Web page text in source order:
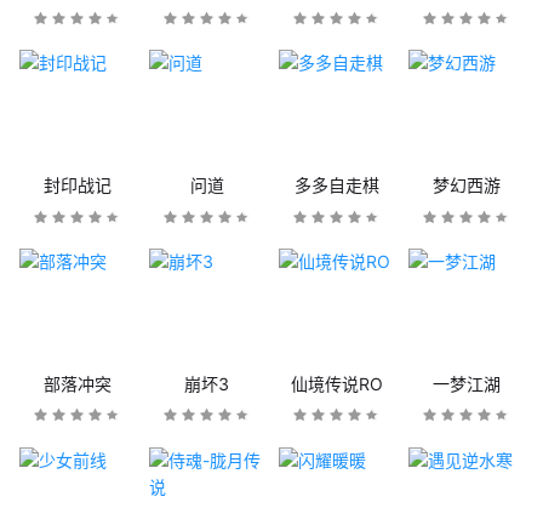
封印战记 问道 多多自走棋 梦幻西游
部落冲突 崩坏3 仙境传说RO 一梦江湖